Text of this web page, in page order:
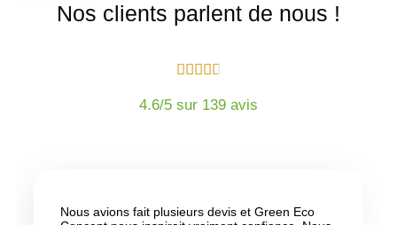
Nos clients parlent de nous !
    
4.6/5 sur 139 avis
Nous avions fait plusieurs devis et Green Eco